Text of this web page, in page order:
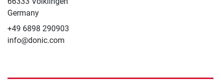
Germany
+49 6898 290903
info@donic.com